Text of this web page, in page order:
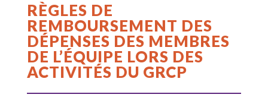
RÈGLES DE
REMBOURSEMENT DES
DÉPENSES DES MEMBRES
DE L’ÉQUIPE LORS DES
ACTIVITÉS DU GRCP